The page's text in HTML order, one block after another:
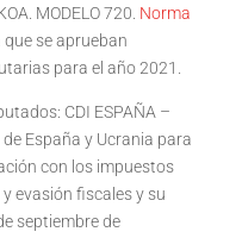
MODELO 720. Norma
que se aprueban
para el año 2021.
CDI ESPAÑA –
España y Ucrania para
con los impuestos
evasión fiscales y su
septiembre de